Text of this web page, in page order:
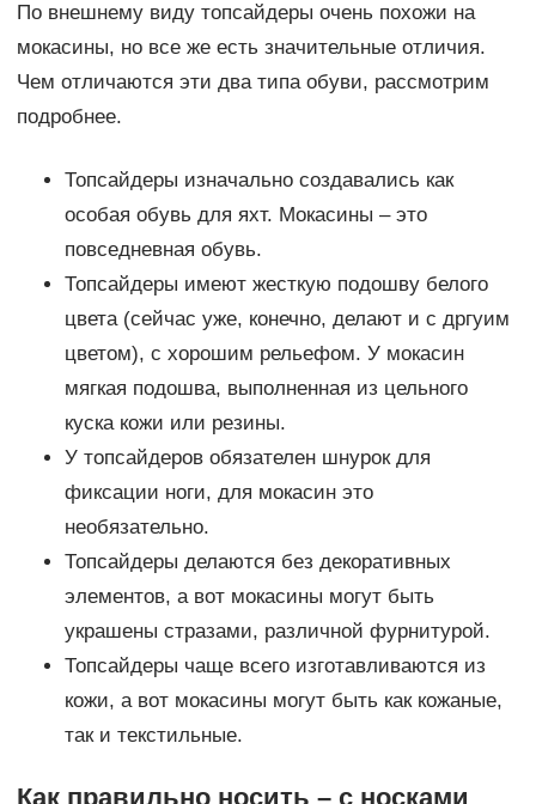
По внешнему виду топсайдеры очень похожи на
мокасины, но все же есть значительные отличия.
Чем отличаются эти два типа обуви, рассмотрим
подробнее.
Топсайдеры изначально создавались как
особая обувь для яхт. Мокасины – это
повседневная обувь.
Топсайдеры имеют жесткую подошву белого
цвета (сейчас уже, конечно, делают и с дргуим
цветом), с хорошим рельефом. У мокасин
мягкая подошва, выполненная из цельного
куска кожи или резины.
У топсайдеров обязателен шнурок для
фиксации ноги, для мокасин это
необязательно.
Топсайдеры делаются без декоративных
элементов, а вот мокасины могут быть
украшены стразами, различной фурнитурой.
Топсайдеры чаще всего изготавливаются из
кожи, а вот мокасины могут быть как кожаные,
так и текстильные.
Как правильно носить – с носками